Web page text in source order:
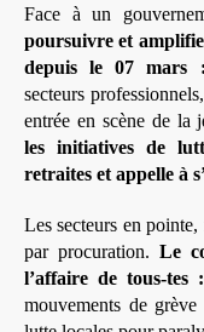
Face à un
poursuivre et
depuis le 07 mars :
secteurs
entrée en scène de
les initiatives de
retraites et appelle à
Les secteurs en
par procuration. Le
l’affaire de tous-tes :
mouvements de